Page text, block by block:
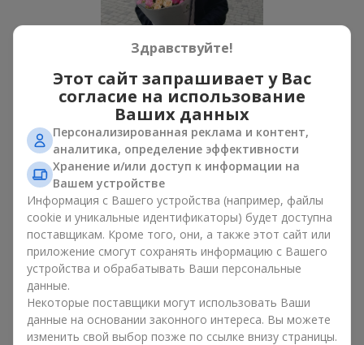
Все фото доставок
Заказать этот товар
Наши клиенты
Здравствуйте!
Этот сайт запрашивает у Вас
согласие на использование
Ваших данных
Персонализированная реклама и контент,
аналитика, определение эффективности
Хранение и/или доступ к информации на
Вашем устройстве
Информация с Вашего устройства (например, файлы
cookie и уникальные идентификаторы) будет доступна
поставщикам. Кроме того, они, а также этот сайт или
приложение смогут сохранять информацию с Вашего
устройства и обрабатывать Ваши персональные
данные.
Некоторые поставщики могут использовать Ваши
данные на основании законного интереса. Вы можете
изменить свой выбор позже по ссылке внизу страницы.